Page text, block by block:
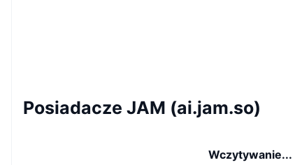
Posiadacze JAM (ai.jam.so)
Wczytywanie...